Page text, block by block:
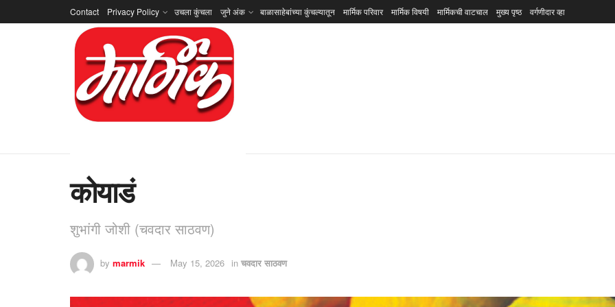
Contact Privacy Policy उचला कुंचला जुने अंक बाळासाहेबांच्या कुंचल्यातून मार्मिक परिवार मार्मिक विषयी मार्मिकची वाटचाल मुख्य पृष्ठ वर्गणीदार व्हा
कोयाडं
शुभांगी जोशी (चवदार साठवण)
by marmik May 15, 2026 in चवदार साठवण